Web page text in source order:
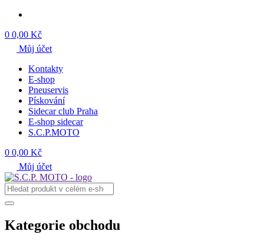
0 0,00 Kč
Můj účet
Kontakty
E-shop
Pneuservis
Pískování
Sidecar club Praha
E-shop sidecar
S.C.P.MOTO
0 0,00 Kč
Můj účet
Kategorie obchodu